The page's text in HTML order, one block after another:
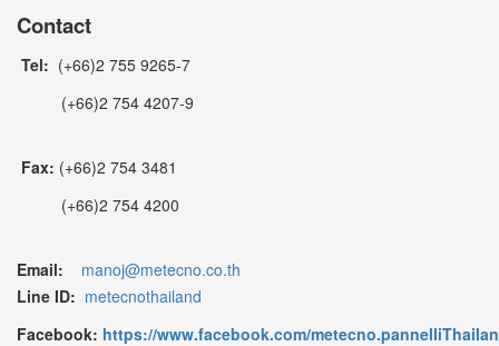
Contact
Tel: (+66)2 755 9265-7
(+66)2 754 4207-9
Fax: (+66)2 754 3481
(+66)2 754 4200
Email:
manoj@metecno.co.th
Line ID: metecnothailand
Facebook: https://www.facebook.com/